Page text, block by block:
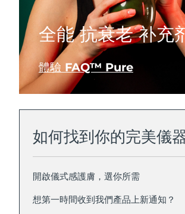
全能 抗衰老 补充
體驗 FAQ™ Pure
如何找到你的完美儀
開啟儀式感護膚，選你所需
想第一時間收到我們產品上新通知？